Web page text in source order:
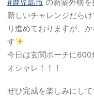
#鹿児島市 の新築外構を
新しいチャレンジだら
り進めておりますが、
す
今日は玄関ポーチに600
オシャレ！！！
ぜひ完成を楽しみにし